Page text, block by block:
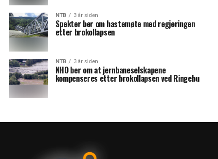
NTB 3 år siden
Spekter ber om hastemøte med regjeringen
etter brokollapsen
NTB 3 år siden
NHO ber om at jernbaneselskapene
kompenseres etter brokollapsen ved Ringebu